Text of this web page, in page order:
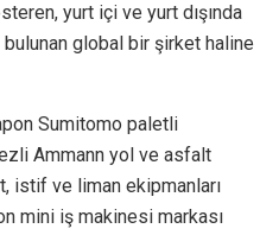
yurt içi ve yurt dışında
global bir şirket haline
Sumitomo paletli
Ammann yol ve asfalt
istif ve liman ekipmanları
mini iş makinesi markası